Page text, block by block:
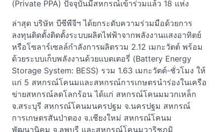
(Private PPA) ปัจจุบันมีสหกรณ์เข้าร่วมแล้ว 18 แห่ง
ล่าสุด บริษัท บีซีพีจีฯ ได้ยกระดับความร่วมมือด้วยการ
ลงทุนติดตั้งติดตั้งระบบผลิตไฟฟ้าจากพลังงานแสงอาทิตย์
หรือโซลาร์เซลล์กำลังการผลิตรวม 2.12 เมกะวัตต์ พร้อม
ด้วยระบบเก็บพลังงานด้วยแบตเตอรี่ (Battery Energy
Storage System: BESS) รวม 1.63 เมกะวัตต์-ชั่วโมง ให้
แก่ 5 สหกรณ์โคนมและสหกรณ์การเกษตรนำร่องในเครือ
ข่ายสหกรณ์ลดโลกร้อน ได้แก่ สหกรณ์โคนมมวกเหล็ก
จ.สระบุรี สหกรณ์โคนมนครปฐม จ.นครปฐม สหกรณ์
การเกษตรสันป่าตอง จ.เชียงใหม่ สหกรณ์โคนม
พัฒนานิคม จ.ลพบุรี และสหกรณ์โคนมวาริชภูมิ